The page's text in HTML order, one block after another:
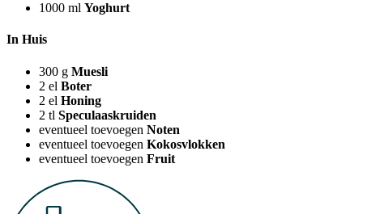
1000 ml Yoghurt
In Huis
300 g Muesli
2 el Boter
2 el Honing
2 tl Speculaaskruiden
eventueel toevoegen Noten
eventueel toevoegen Kokosvlokken
eventueel toevoegen Fruit